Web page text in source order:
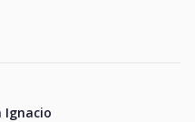
Ignacio